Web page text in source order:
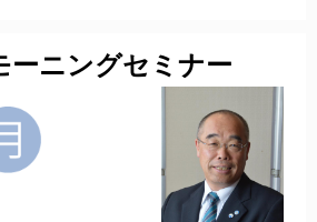
ーニングセミナー